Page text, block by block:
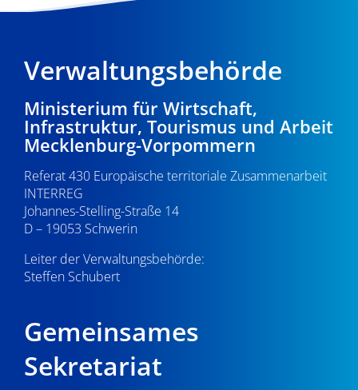
Verwaltungsbehörde
Ministerium für Wirtschaft,
Infrastruktur, Tourismus und Arbeit
Mecklenburg-Vorpommern
Referat 430 Europäische territoriale Zusammenarbeit
INTERREG
Johannes-Stelling-Straße 14
D – 19053 Schwerin
Leiter der Verwaltungsbehörde:
Steffen Schubert
Gemeinsames
Sekretariat